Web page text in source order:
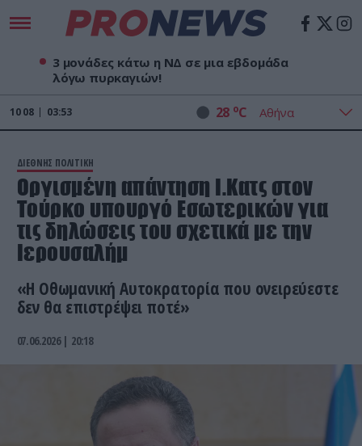
3 μονάδες κάτω η ΝΔ σε μια εβδομάδα
λόγω πυρκαγιών!
10 08 03:53 28 oC
ΔΙΕΘΝΗΣ ΠΟΛΙΤΙΚΗ
Οργισμένη απάντηση Ι.Κατς στον
Τούρκο υπουργό Εσωτερικών για
τις δηλώσεις του σχετικά με την
Ιερουσαλήμ
«Η Οθωμανική Αυτοκρατορία που ονειρεύεστε
δεν θα επιστρέψει ποτέ»
07.06.2026 | 20:18